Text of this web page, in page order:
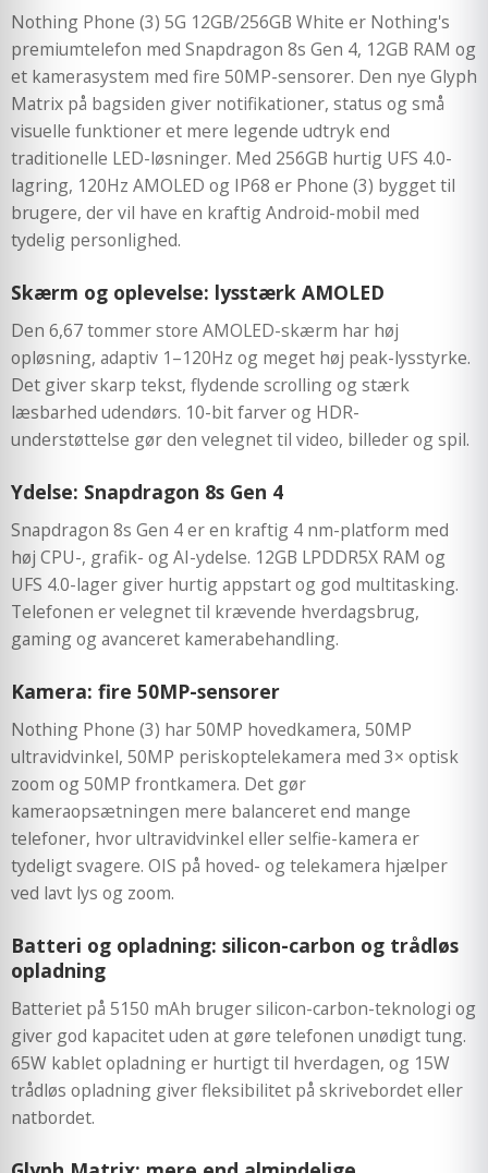
Nothing Phone (3) 5G 12GB/256GB White er Nothing's
premiumtelefon med Snapdragon 8s Gen 4, 12GB RAM og
et kamerasystem med fire 50MP-sensorer. Den nye Glyph
Matrix på bagsiden giver notifikationer, status og små
visuelle funktioner et mere legende udtryk end
traditionelle LED-løsninger. Med 256GB hurtig UFS 4.0-
lagring, 120Hz AMOLED og IP68 er Phone (3) bygget til
brugere, der vil have en kraftig Android-mobil med
tydelig personlighed.
Skærm og oplevelse: lysstærk AMOLED
Den 6,67 tommer store AMOLED-skærm har høj
opløsning, adaptiv 1–120Hz og meget høj peak-lysstyrke.
Det giver skarp tekst, flydende scrolling og stærk
læsbarhed udendørs. 10-bit farver og HDR-
understøttelse gør den velegnet til video, billeder og spil.
Ydelse: Snapdragon 8s Gen 4
Snapdragon 8s Gen 4 er en kraftig 4 nm-platform med
høj CPU-, grafik- og AI-ydelse. 12GB LPDDR5X RAM og
UFS 4.0-lager giver hurtig appstart og god multitasking.
Telefonen er velegnet til krævende hverdagsbrug,
gaming og avanceret kamerabehandling.
Kamera: fire 50MP-sensorer
Nothing Phone (3) har 50MP hovedkamera, 50MP
ultravidvinkel, 50MP periskoptelekamera med 3× optisk
zoom og 50MP frontkamera. Det gør
kameraopsætningen mere balanceret end mange
telefoner, hvor ultravidvinkel eller selfie-kamera er
tydeligt svagere. OIS på hoved- og telekamera hjælper
ved lavt lys og zoom.
Batteri og opladning: silicon-carbon og trådløs
opladning
Batteriet på 5150 mAh bruger silicon-carbon-teknologi og
giver god kapacitet uden at gøre telefonen unødigt tung.
65W kablet opladning er hurtigt til hverdagen, og 15W
trådløs opladning giver fleksibilitet på skrivebordet eller
natbordet.